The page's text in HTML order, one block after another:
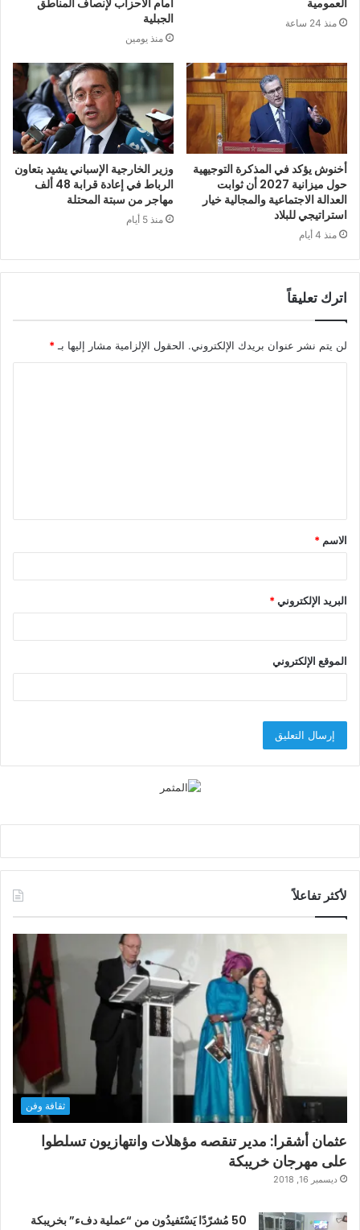
العمومية
منذ 24 ساعة
أمام الأحزاب لإنصاف المناطق
الجبلية
منذ يومين
أخنوش يؤكد في المذكرة التوجيهية
حول ميزانية 2027 أن ثوابت
العدالة الاجتماعية والمجالية خيار
استراتيجي للبلاد
منذ 4 أيام
وزير الخارجية الإسباني يشيد بتعاون
الرباط في إعادة قرابة 48 ألف
مهاجر من سبتة المحتلة
منذ 5 أيام
اترك تعليقاً
لن يتم نشر عنوان بريدك الإلكتروني. الحقول الإلزامية مشار إليها بـ*
ق
*
الاسم *
البريد الإلكتروني*
الموقع الإلكتروني
لأكثر تفاعلاً
ثقافة وفن
عثمان أشقرا: مدير تنقصه مؤهلات وانتهازيون تسلطوا
على مهرجان خريبكة
ديسمبر 16, 2018
50 مُشرّدًا يَسْتَفيدُون من “عملية دفء” بخريبكة